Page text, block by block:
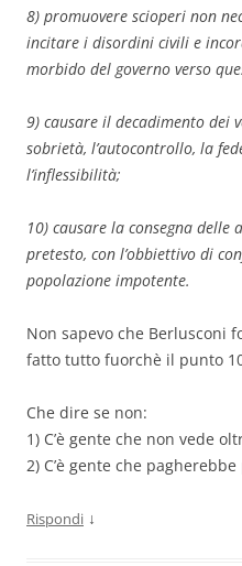
8) promuovere scioperi non
incitare i disordini civili e
morbido del governo verso
9) causare il decadimento dei
sobrietà, l’autocontrollo, la
l’inflessibilità;
10) causare la consegna
pretesto, con l’obbiettivo di
popolazione impotente.
Non sapevo che Berlusconi
fatto tutto fuorchè il punto
Che dire se non:
1) C’è gente che non vede
2) C’è gente che
Rispondi ↓